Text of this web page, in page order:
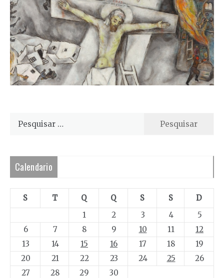
Pesquisar
Calendario
S T Q Q S S
D
1
2 3 4
5
6
7 8 9 10 11
12
13
14 15 16 17 18
19
20
21 22 23 24 25
26
27
28 29 30